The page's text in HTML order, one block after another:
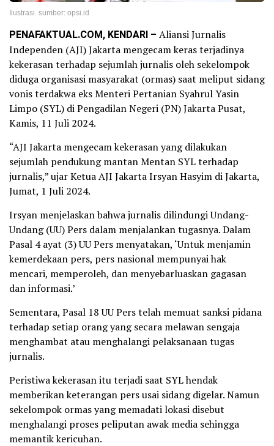
Ilustrasi. sumber: opsi.id
PENAFAKTUAL.COM, KENDARI – Aliansi Jurnalis
Independen (AJI) Jakarta mengecam keras terjadinya
kekerasan terhadap sejumlah jurnalis oleh sekelompok
diduga organisasi masyarakat (ormas) saat meliput sidang
vonis terdakwa eks Menteri Pertanian Syahrul Yasin
Limpo (SYL) di Pengadilan Negeri (PN) Jakarta Pusat,
Kamis, 11 Juli 2024.
“AJI Jakarta mengecam kekerasan yang dilakukan
sejumlah pendukung mantan Mentan SYL terhadap
jurnalis,” ujar Ketua AJI Jakarta Irsyan Hasyim di Jakarta,
Jumat, 1 Juli 2024.
Irsyan menjelaskan bahwa jurnalis dilindungi Undang-
Undang (UU) Pers dalam menjalankan tugasnya. Dalam
Pasal 4 ayat (3) UU Pers menyatakan, ‘Untuk menjamin
kemerdekaan pers, pers nasional mempunyai hak
mencari, memperoleh, dan menyebarluaskan gagasan
dan informasi.’
Sementara, Pasal 18 UU Pers telah memuat sanksi pidana
terhadap setiap orang yang secara melawan sengaja
menghambat atau menghalangi pelaksanaan tugas
jurnalis.
Peristiwa kekerasan itu terjadi saat SYL hendak
memberikan keterangan pers usai sidang digelar. Namun
sekelompok ormas yang memadati lokasi disebut
menghalangi proses peliputan awak media sehingga
memantik kericuhan.